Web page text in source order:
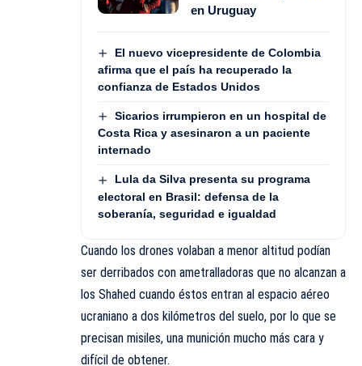
en Uruguay
El nuevo vicepresidente de Colombia
afirma que el país ha recuperado la
confianza de Estados Unidos
Sicarios irrumpieron en un hospital de
Costa Rica y asesinaron a un paciente
internado
Lula da Silva presenta su programa
electoral en Brasil: defensa de la
soberanía, seguridad e igualdad
Cuando los drones volaban a menor altitud podían
ser derribados con ametralladoras que no alcanzan a
los Shahed cuando éstos entran al espacio aéreo
ucraniano a dos kilómetros del suelo, por lo que se
precisan misiles, una munición mucho más cara y
difícil de obtener.